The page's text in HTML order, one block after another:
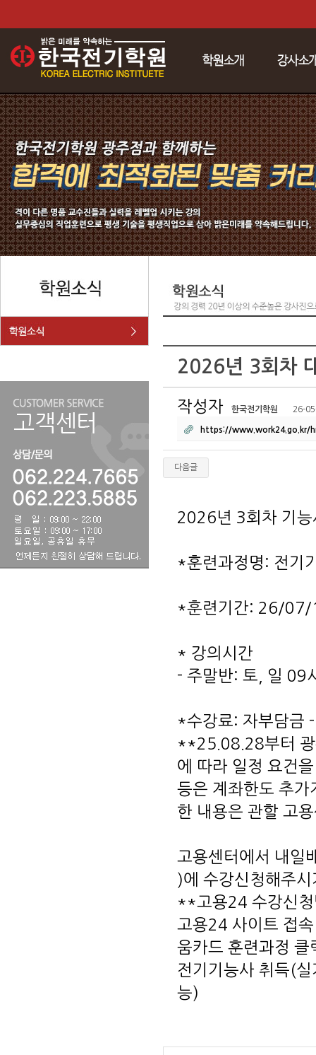
2026년 3회차
작성자 한국전기학원 26-
https://www.work24.go.kr/
다음글
2026년 3회차 기능
*훈련과정명: 전기
*훈련기간: 26/
* 강의시간
- 주말반: 토, 일 09
*수강료: 자부담금
**25.08.28부터 광
에 따라 일정 요건
등은 계좌한도 추가
한 내용은 관할 고
고용센터에서 내일
)에 수강신청해주
**고용24 수강신청
고용24 사이트 접
움카드 훈련과정 클
전기기능사 취득(
능)